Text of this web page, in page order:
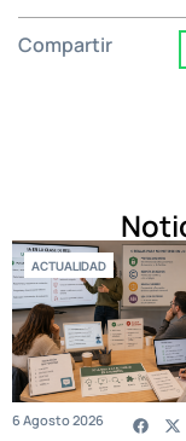
Compartir
ACTUALIDAD
6 Agosto 2026